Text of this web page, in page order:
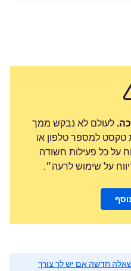
לעולם לא נבקש ממך
למספר טלפון או
על כל פעילות חשודה
על שימוש לרעה״.
חדשה אם יש לך צורך